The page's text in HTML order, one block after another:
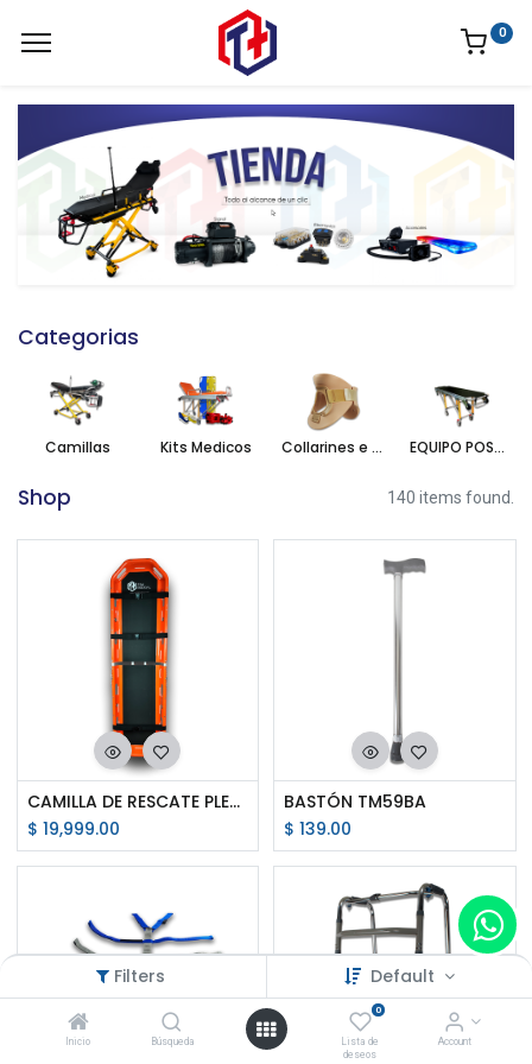
Filters Default
Inicio Búsqueda
0
Lista de
deseos
Account
0
Categorias
Camillas Kits Medicos Collarines e inmovilizadores EQUIPO POST-MORTEM
Shop 140 items found.
CAMILLA DE RESCATE PLEGABLE B2
$ 19,999.00
BASTÓN TM59BA
$ 139.00